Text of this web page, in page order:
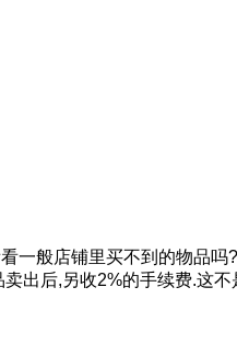
一般店铺里买不到的物品吗
出后,另收2%的手续费.这